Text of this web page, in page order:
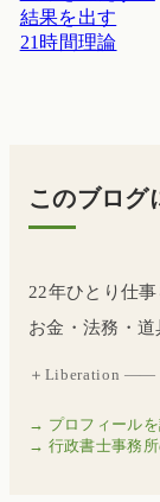
結果を出す
21時間理論
このブログ
22年ひとり仕
お金・法務・道
＋Liberation ——
→ プロフィール
→ 行政書士事務